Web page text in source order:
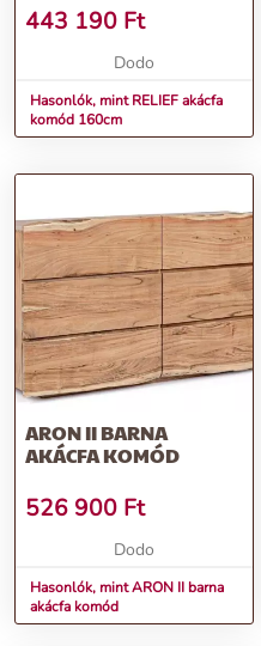
443 190 Ft
Dodo
Hasonlók, mint RELIEF akácfa
komód 160cm
ARON II BARNA
AKÁCFA KOMÓD
526 900 Ft
Dodo
Hasonlók, mint ARON II barna
akácfa komód